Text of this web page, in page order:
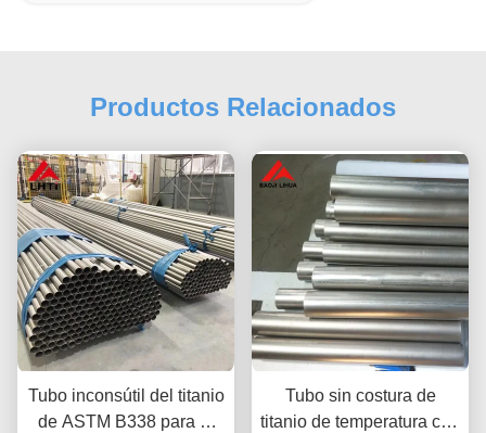
Productos Relacionados
Tubo inconsútil del titanio
de ASTM B338 para el
Tubo sin costura de
titanio de temperatura con